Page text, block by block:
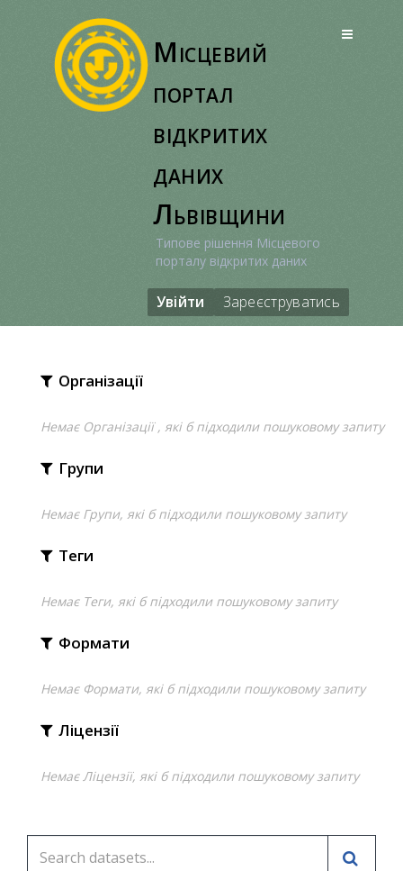
Місцевий
портал
відкритих
даних
Львівщини
Типове рішення Місцевого
порталу відкритих даних
Увійти Зареєструватись
Організації
Немає Організації , які б підходили пошуковому запиту
Групи
Немає Групи, які б підходили пошуковому запиту
Теги
Немає Теги, які б підходили пошуковому запиту
Формати
Немає Формати, які б підходили пошуковому запиту
Ліцензії
Немає Ліцензії, які б підходили пошуковому запиту